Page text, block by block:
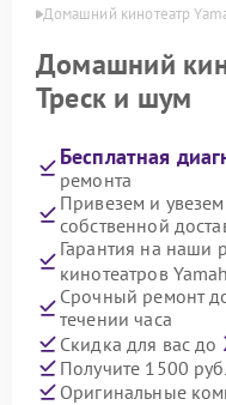
Домашний кинотеатр
Домашний
Треск и шум
Бесплатная
ремонта
Привезем и
собственной
Гарантия на наши
кинотеатров
Срочный ремонт
течении часа
Скидка для вас до
Получите 1500
Оригинальные